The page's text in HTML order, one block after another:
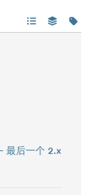
最后一个 2.x